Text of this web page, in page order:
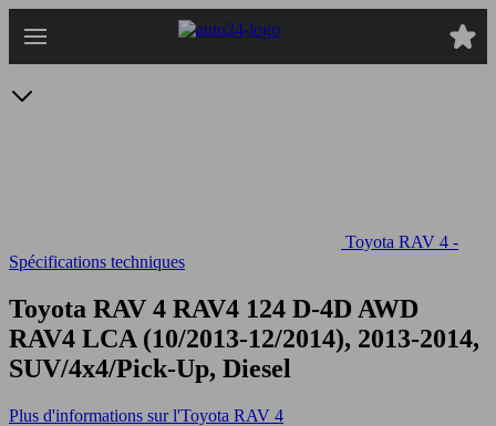
au
Toyota RAV 4 -
Spécifications techniques
Toyota RAV 4 RAV4 124 D-4D AWD
RAV4 LCA (10/2013-12/2014), 2013-2014,
SUV/4x4/Pick-Up, Diesel
Plus d'informations sur l'Toyota RAV 4